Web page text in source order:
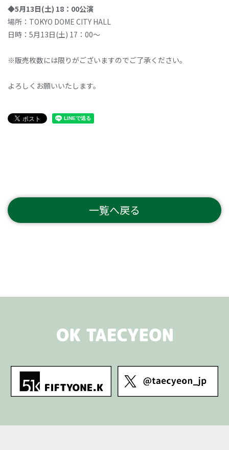
◆5月13日(土) 18：00公演
場所：TOKYO DOME CITY HALL
日時：5月13日(土) 17：00～
※販売枚数には限りがございますのでご了承ください。
よろしくお願いいたします。
一覧へ戻る